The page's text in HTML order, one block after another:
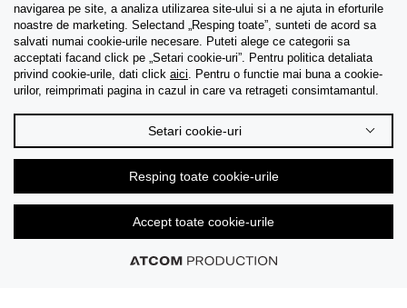
Colectii
Tips & Guides
Despre noi
Limba
© 2026 CK Stores B.V. Toate drepturile rezervate.
navigarea pe site, a analiza utilizarea site-ului si a ne ajuta in eforturile
noastre de marketing. Selectand „Resping toate”, sunteti de acord sa
salvati numai cookie-urile necesare. Puteti alege ce categorii sa
acceptati facand click pe „Setari cookie-uri”. Pentru politica detaliata
privind cookie-urile, dati click aici. Pentru o functie mai buna a cookie-
urilor, reimprimati pagina in cazul in care va retrageti consimtamantul.
Setari cookie-uri
Resping toate cookie-urile
Accept toate cookie-urile